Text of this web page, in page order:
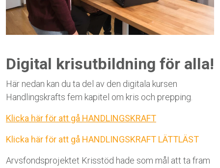
Digital krisutbildning för alla!
Här nedan kan du ta del av den digitala kursen
Handlingskrafts fem kapitel om kris och prepping.
Klicka här för att gå HANDLINGSKRAFT
Klicka här för att gå HANDLINGSKRAFT LÄTTLÄST
Arvsfondsprojektet Krisstöd hade som mål att ta fram